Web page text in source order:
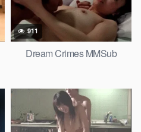
911
Dream Crimes MMSub